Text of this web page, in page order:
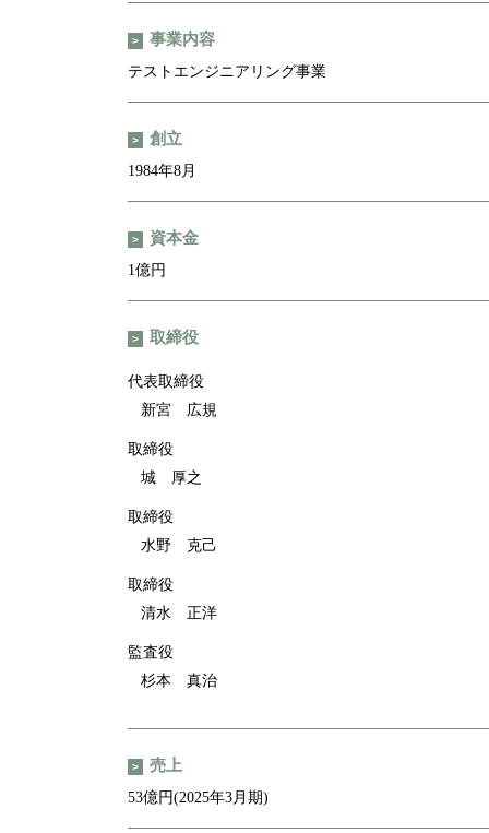
事業内容
テストエンジニアリング事業
創立
1984年8月
資本金
1億円
取締役
代表取締役
新宮 広規
取締役
城 厚之
取締役
水野 克己
取締役
清水 正洋
監査役
杉本 真治
売上
53億円(2025年3月期)